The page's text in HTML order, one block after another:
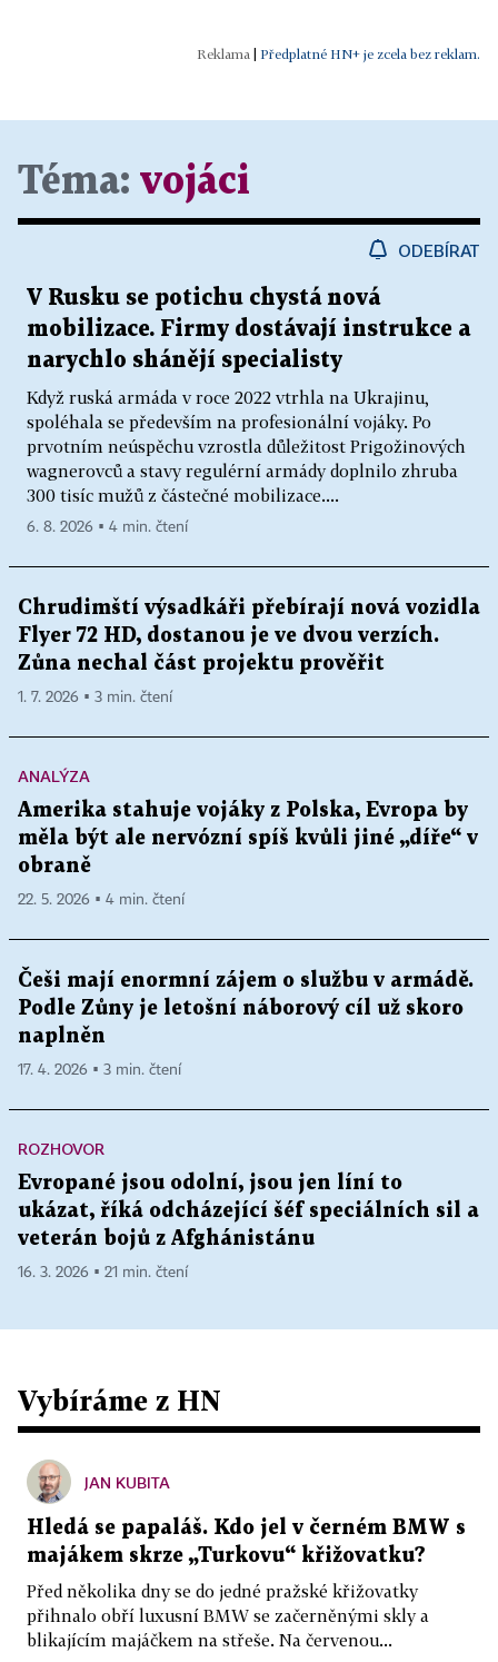
| Předplatné HN+ je zcela bez reklam.
Téma: vojáci
ODEBÍRAT
V Rusku se potichu chystá nová
mobilizace. Firmy dostávají instrukce a
narychlo shánějí specialisty
Když ruská armáda v roce 2022 vtrhla na Ukrajinu,
spoléhala se především na profesionální vojáky. Po
prvotním neúspěchu vzrostla důležitost Prigožinových
wagnerovců a stavy regulérní armády doplnilo zhruba
300 tisíc mužů z částečné mobilizace....
6. 8. 2026 ▪ 4 min. čtení
Chrudimští výsadkáři přebírají nová vozidla
Flyer 72 HD, dostanou je ve dvou verzích.
Zůna nechal část projektu prověřit
1. 7. 2026 ▪ 3 min. čtení
ANALÝZA
Amerika stahuje vojáky z Polska, Evropa by
měla být ale nervózní spíš kvůli jiné „díře“ v
obraně
22. 5. 2026 ▪ 4 min. čtení
Češi mají enormní zájem o službu v armádě.
Podle Zůny je letošní náborový cíl už skoro
naplněn
17. 4. 2026 ▪ 3 min. čtení
ROZHOVOR
Evropané jsou odolní, jsou jen líní to
ukázat, říká odcházející šéf speciálních sil a
veterán bojů z Afghánistánu
16. 3. 2026 ▪ 21 min. čtení
Vybíráme z HN
JAN KUBITA
Hledá se papaláš. Kdo jel v černém BMW s
majákem skrze „Turkovu“ křižovatku?
Před několika dny se do jedné pražské křižovatky
přihnalo obří luxusní BMW se začerněnými skly a
blikajícím majáčkem na střeše. Na červenou...